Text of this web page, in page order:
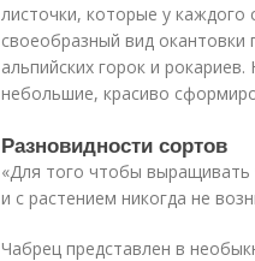
листочки, которые у
своеобразный вид
альпийских горок и
небольшие, красиво
Разновидности сортов
«Для того чтобы выращивать
и с растением никогда не
Чабрец представлен в